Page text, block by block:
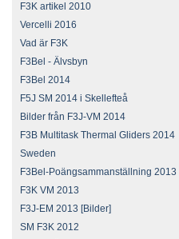
F3K artikel 2010
Vercelli 2016
Vad är F3K
F3Bel - Älvsbyn
F3Bel 2014
F5J SM 2014 i Skellefteå
Bilder från F3J-VM 2014
F3B Multitask Thermal Gliders 2014
Sweden
F3Bel-Poängsammanställning 2013
F3K VM 2013
F3J-EM 2013 [Bilder]
SM F3K 2012